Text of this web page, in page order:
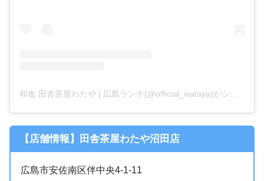
【店舗情報】田舎茶屋わたや沼田店
広島市安佐南区伴中央4-1-11